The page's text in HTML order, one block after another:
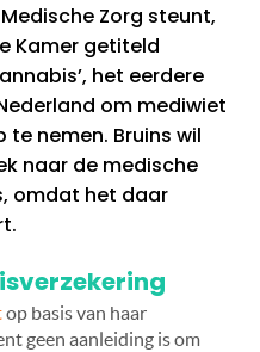
Zorg steunt,
Kamer getiteld
het eerdere
om mediwiet
nemen. Bruins wil
naar de medische
omdat het daar
op basis van haar
geen aanleiding is om